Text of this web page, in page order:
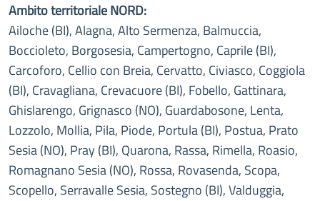
Ambito territoriale NORD:
Ailoche (BI), Alagna, Alto Sermenza, Balmuccia,
Boccioleto, Borgosesia, Campertogno, Caprile (BI),
Carcoforo, Cellio con Breia, Cervatto, Civiasco, Coggiola
(BI), Cravagliana, Crevacuore (BI), Fobello, Gattinara,
Ghislarengo, Grignasco (NO), Guardabosone, Lenta,
Lozzolo, Mollia, Pila, Piode, Portula (BI), Postua, Prato
Sesia (NO), Pray (BI), Quarona, Rassa, Rimella, Roasio,
Romagnano Sesia (NO), Rossa, Rovasenda, Scopa,
Scopello, Serravalle Sesia, Sostegno (BI), Valduggia,